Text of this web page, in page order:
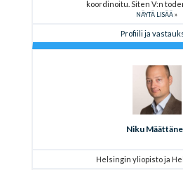
koordinoitu. Siten V:n
NÄYTÄ LISÄÄ
Profiili ja
Niku
Helsingin yliopisto ja